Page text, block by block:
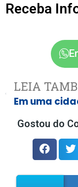
Receba
LEIA
Gostou do